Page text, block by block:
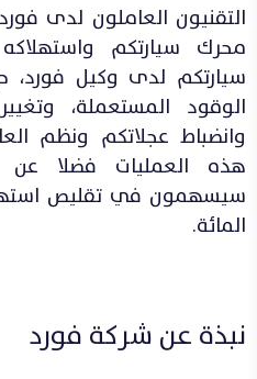
التقنيون العاملون لدى
محرك سيارتكم
سيارتكم لدى وكيل فورد،
الوقود المستعملة،
وانضباط عجلاتكم ونظم
هذه العمليات فضلا
المائة.
نبذة عن شركة فورد